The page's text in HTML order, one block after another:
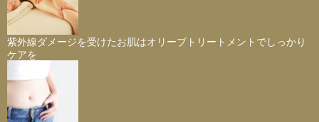
紫外線ダメージを受けたお肌はオリーブトリートメントでしっかり
ケアを